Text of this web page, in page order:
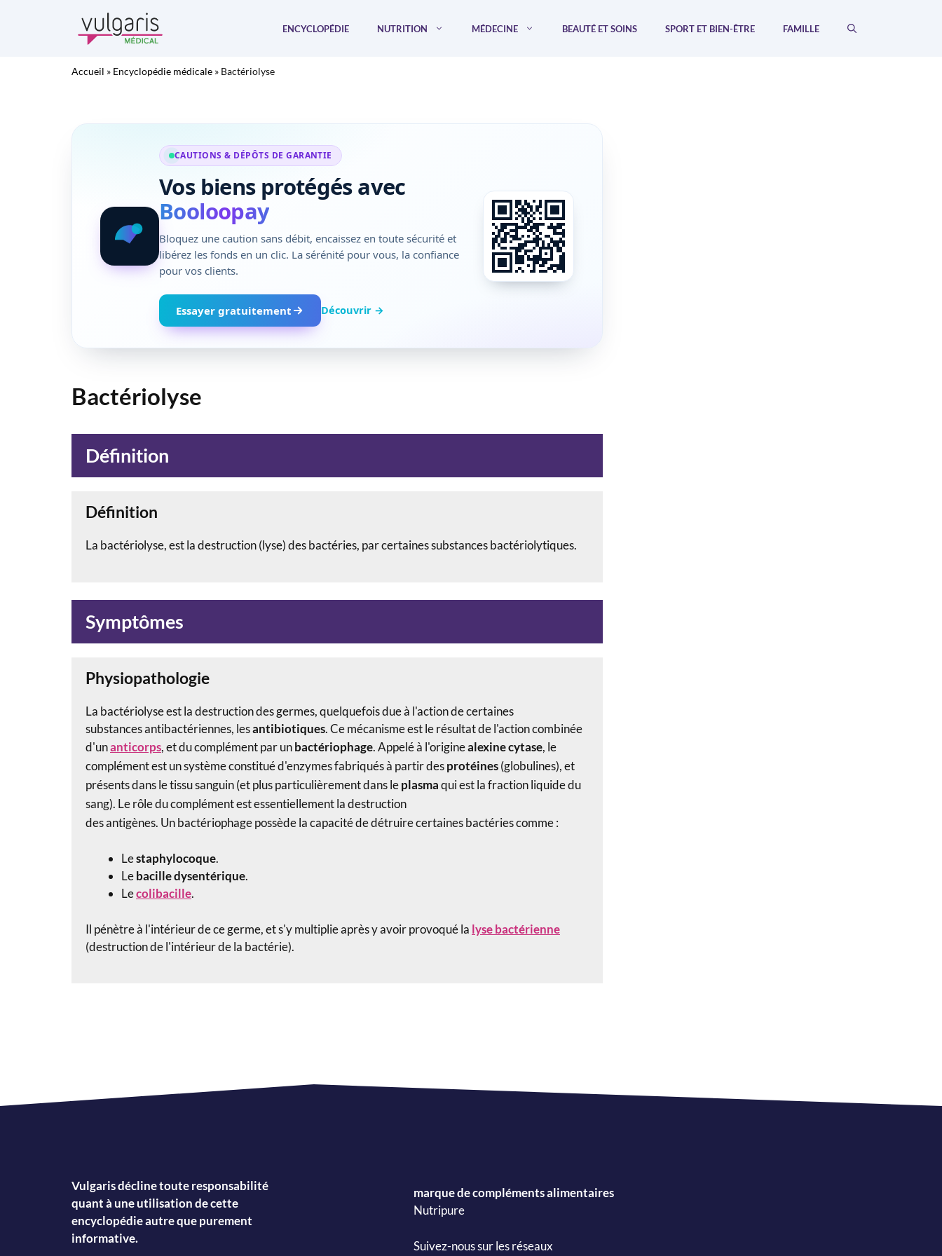
ENCYCLOPÉDIE NUTRITION MÉDECINE BEAUTÉ ET SOINS SPORT ET BIEN-ÊTRE FAMILLE
Accueil » Encyclopédie médicale » Bactériolyse
CAUTIONS & DÉPÔTS DE GARANTIE
Vos biens protégés avec
Booloopay
Bloquez une caution sans débit, encaissez en toute sécurité et
libérez les fonds en un clic. La sérénité pour vous, la confiance
pour vos clients.
Essayer gratuitement Découvrir →
Bactériolyse
Définition
Définition
La bactériolyse, est la destruction (lyse) des bactéries, par certaines substances bactériolytiques.
Symptômes
Physiopathologie
La bactériolyse est la destruction des germes, quelquefois due à l'action de certaines
substances antibactériennes, lesantibiotiques. Ce mécanisme est le résultat de l'action combinée
d'unanticorps, et du complément par unbactériophage.Appelé à l'originealexine cytase, le
complément est un système constitué d'enzymes fabriqués à partir desprotéines(globulines), et
présents dans le tissu sanguin (et plus particulièrement dans leplasmaqui est la fraction liquide du
sang). Le rôle du complément est essentiellement la destruction
desantigènes. Unbactériophagepossède la capacité de détruire certaines bactéries comme :
Lestaphylocoque.
Lebacilledysentérique.
Lecolibacille.
Il pénètre à l'intérieur de ce germe, et s'y multiplie après y avoir provoqué la lyse bactérienne
(destruction de l'intérieur de la bactérie).
Vulgaris décline toute responsabilité
quant à une utilisation de cette
encyclopédie autre que purement
informative.
marque de compléments alimentaires
Nutripure
Suivez-nous sur les réseaux